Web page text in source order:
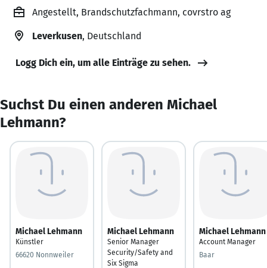
Angestellt, Brandschutzfachmann, covrstro ag
Leverkusen, Deutschland
Logg Dich ein, um alle Einträge zu sehen.
Suchst Du einen anderen Michael
Lehmann?
Michael Lehmann
Künstler
66620 Nonnweiler
Michael Lehmann
Senior Manager
Security/Safety and
Six Sigma
Michael Lehmann
Account Manager
Baar